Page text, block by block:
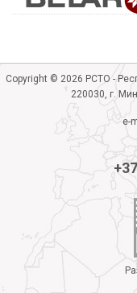
Copyright © 2026 РСТО -
220030, г.
e-